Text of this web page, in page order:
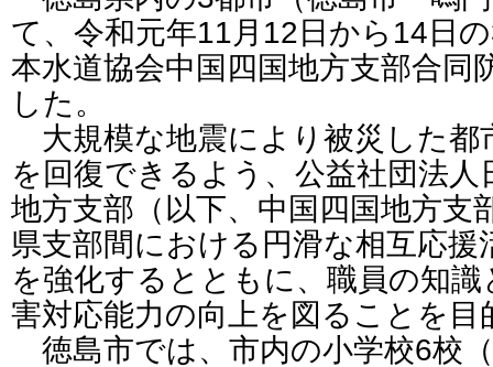
て、令和元年11月12日から14日
本水道協会中国四国地方支部合同
した。
大規模な地震により被災した都
を回復できるよう、公益社団法人
地方支部（以下、中国四国地方支
県支部間における円滑な相互応
を強化するとともに、職員の知
害対応能力の向上を図ることを
徳島市では、市内の小学校6校